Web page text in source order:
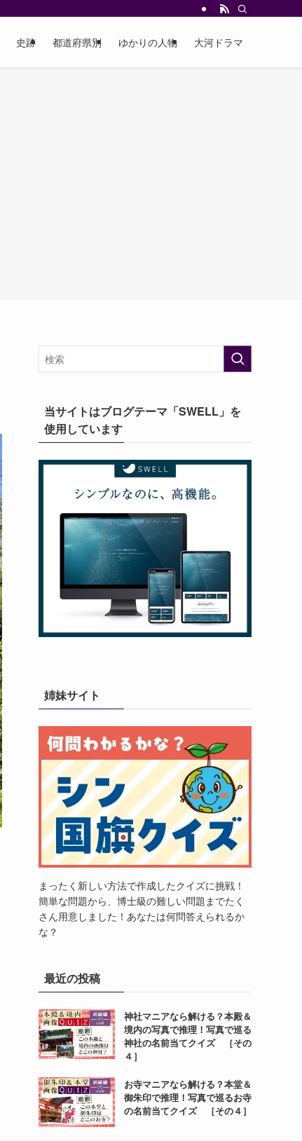
史跡 都道府県別 ゆかりの人物 大河ドラマ
当サイトはブログテーマ「SWELL」を
使用しています
姉妹サイト
まったく新しい方法で作成したクイズに挑戦！
簡単な問題から、博士級の難しい問題までたく
さん用意しました！あなたは何問答えられるか
な？
最近の投稿
神社マニアなら解ける？本殿＆
境内の写真で推理！写真で巡る
神社の名前当てクイズ ［その
４］
お寺マニアなら解ける？本堂＆
御朱印で推理！写真で巡るお寺
の名前当てクイズ ［その４］